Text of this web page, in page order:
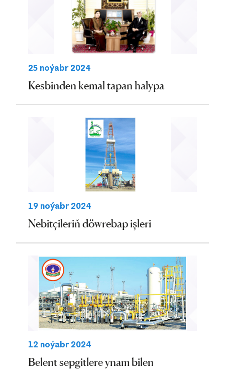
25 noýabr 2024
Kesbinden kemal tapan halypa
19 noýabr 2024
Nebitçileriň döwrebap işleri
12 noýabr 2024
Belent sepgitlere ynam bilen